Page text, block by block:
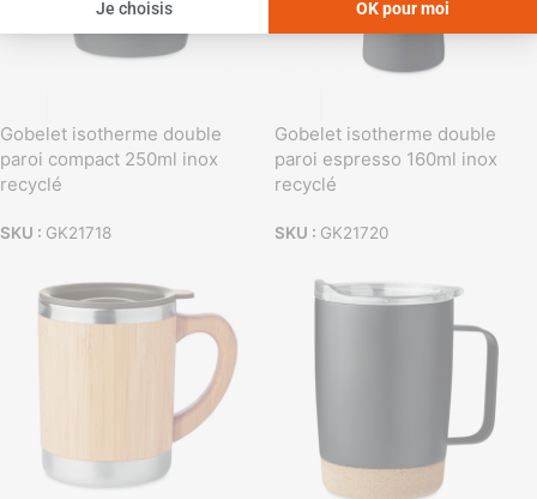
Gobelet isotherme double
paroi compact 250ml inox
recyclé
SKU : GK21718
Gobelet isotherme double
paroi espresso 160ml inox
recyclé
SKU : GK21720